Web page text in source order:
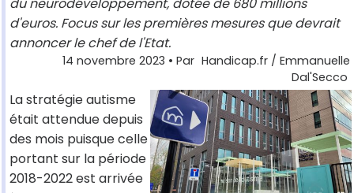
d'euros. Focus sur les premières mesures que devrait
annoncer le chef de l'Etat.
14 novembre 2023 • Par Handicap.fr / Emmanuelle
Dal'Secco
La stratégie autisme
était attendue depuis
des mois puisque celle
portant sur la période
2018-2022 est arrivée